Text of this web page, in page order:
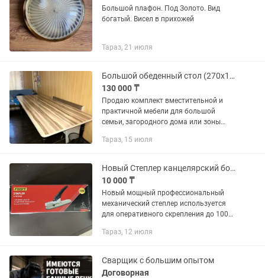
Большой плафон. Под Золото. Вид
богатый. Висел в прихожей
Тараз, 21 июля
Большой обеденный стол (270х110 см) и кухонная скамья (диванчик)
130 000 ₸
Продаю комплект вместительной и
практичной мебели для большой
семьи, загородного дома или зоны
ухоженном состоянии!1. Большой
см,...
Тараз, 15 июля
Новый Степлер канцелярский большой и мощный
10 000 ₸
Новый мощный профессиональный
механический степлер используется
для оперативного скрепления до 100
скоб. Загибает скобу внутрь. Имеет
Тараз, 12 июля
Сварщик с большим опытом
Договорная